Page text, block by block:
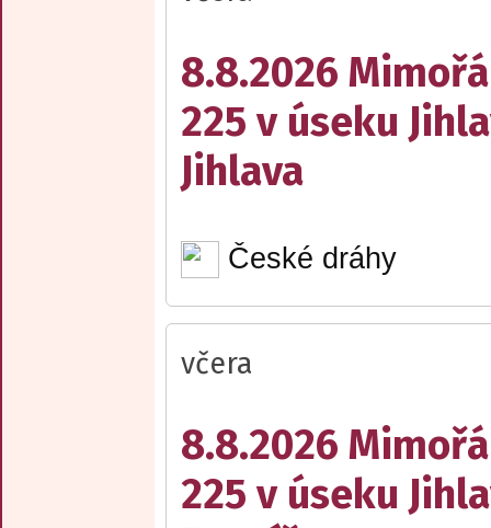
8.8.2026
225 v úseku
Jihlava
České dráhy
včera
8.8.2026
225 v úseku